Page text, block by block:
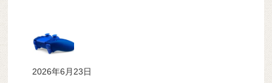
2026年6月23日